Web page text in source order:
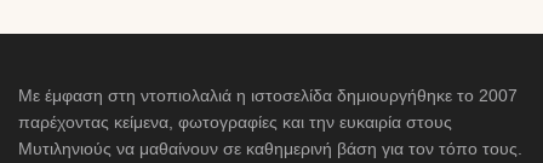
Με έμφαση στη ντοπιολαλιά η ιστοσελίδα δημιουργήθηκε το 2007
παρέχοντας κείμενα, φωτογραφίες και την ευκαιρία στους
Μυτιληνιούς να μαθαίνουν σε καθημερινή βάση για τον τόπο τους.